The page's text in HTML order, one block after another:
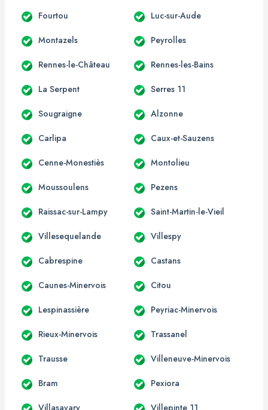
Fourtou Luc-sur-Aude
Montazels Peyrolles
Rennes-le-Château Rennes-les-Bains
La Serpent Serres 11
Sougraigne Alzonne
Carlipa Caux-et-Sauzens
Cenne-Monestiès Montolieu
Moussoulens Pezens
Raissac-sur-Lampy Saint-Martin-le-Vieil
Villesequelande Villespy
Cabrespine Castans
Caunes-Minervois Citou
Lespinassière Peyriac-Minervois
Rieux-Minervois Trassanel
Trausse Villeneuve-Minervois
Bram Pexiora
Villasavary Villepinte 11